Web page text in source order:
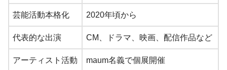
芸能活動本格化 2020年頃から
代表的な出演 CM、ドラマ、映画、配信作品など
アーティスト活動 maum名義で個展開催